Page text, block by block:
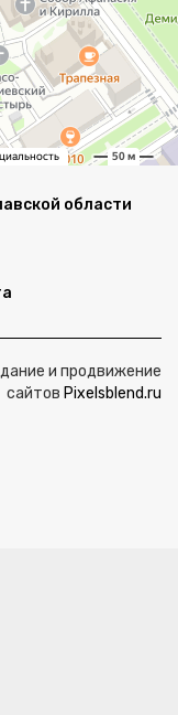
области
и продвижение
сайтов Pixelsblend.ru